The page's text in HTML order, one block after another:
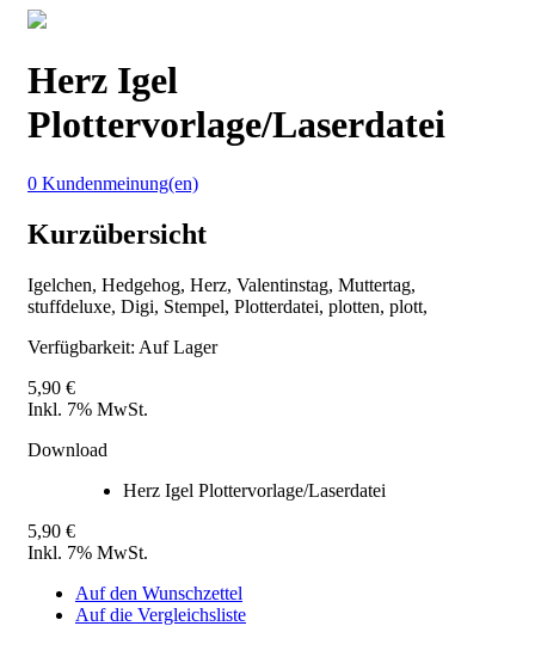
Herz Igel
Plottervorlage/Laserdatei
0 Kundenmeinung(en)
Kurzübersicht
Igelchen, Hedgehog, Herz, Valentinstag, Muttertag,
stuffdeluxe, Digi, Stempel, Plotterdatei, plotten, plott,
Verfügbarkeit: Auf Lager
5,90 €
Inkl. 7% MwSt.
Download
Herz Igel Plottervorlage/Laserdatei
5,90 €
Inkl. 7% MwSt.
Auf den Wunschzettel
Auf die Vergleichsliste